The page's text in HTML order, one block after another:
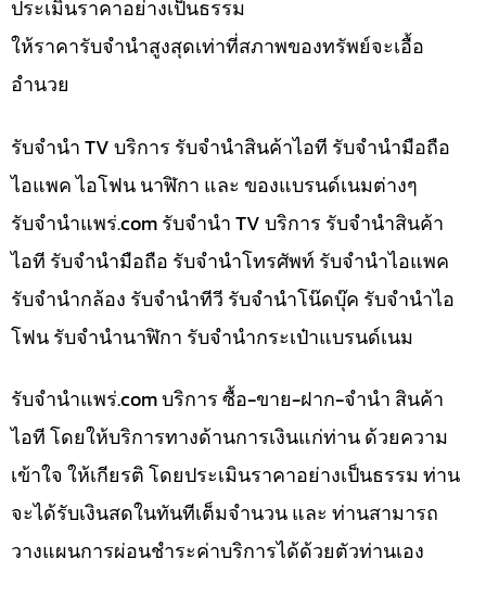
ประเมินราคาอย่างเป็นธรรม
ให้ราคารับจำนำสูงสุดเท่าที่สภาพของทรัพย์จะเอื้อ
อำนวย
รับจำนำ TV บริการ รับจำนำสินค้าไอที รับจำนำมือถือ
ไอแพค ไอโฟน นาฬิกา และ ของแบรนด์เนมต่างๆ
รับจํานําแพร่.com รับจำนำ TV บริการ รับจำนำสินค้า
ไอที รับจำนำมือถือ รับจำนำโทรศัพท์ รับจำนำไอแพค
รับจำนำกล้อง รับจำนำทีวี รับจำนำโน๊ดบุ๊ค รับจำนำไอ
โฟน รับจำนำนาฬิกา รับจำนำกระเป๋าแบรนด์เนม
รับจํานําแพร่.com บริการ ซื้อ-ขาย-ฝาก-จำนำ สินค้า
ไอที โดยให้บริการทางด้านการเงินแก่ท่าน ด้วยความ
เข้าใจ ให้เกียรติ โดยประเมินราคาอย่างเป็นธรรม ท่าน
จะได้รับเงินสดในทันทีเต็มจำนวน และ ท่านสามารถ
วางแผนการผ่อนชำระค่าบริการได้ด้วยตัวท่านเอง